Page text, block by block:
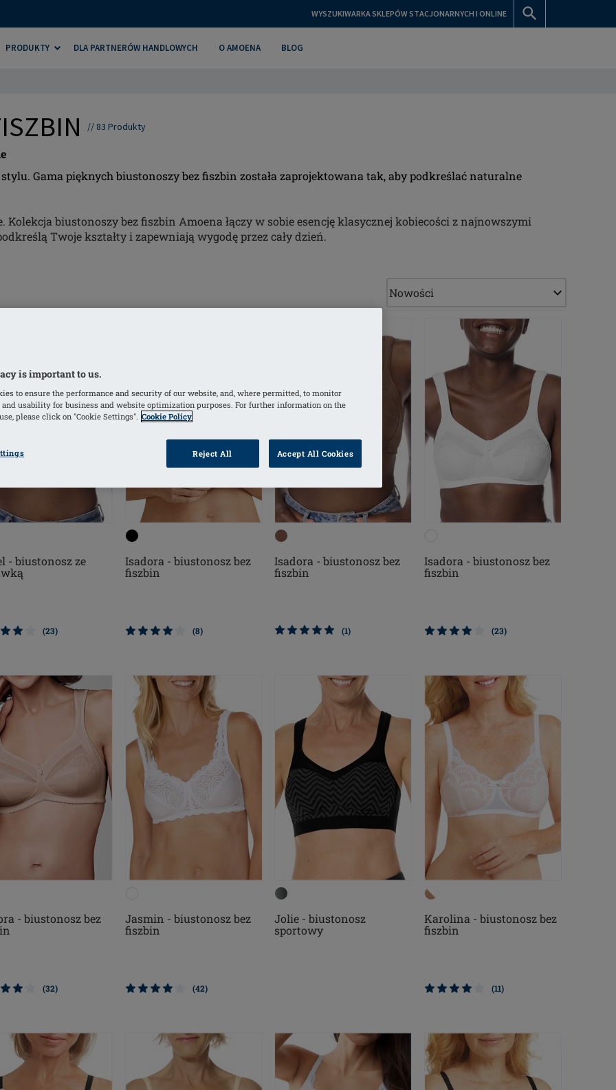
WYSZUKIWARKA SKLEPÓW STACJONARNYCH I ONLINE
PRODUKTY DLA PARTNERÓW HANDLOWYCH O AMOENA BLOG
// 83 Produkty
Gama pięknych biustonoszy bez fiszbin została zaprojektowana tak, aby podkreślać naturalne
biustonoszy bez fiszbin Amoena łączy w sobie esencję klasycznej kobiecości z najnowszymi
Twoje kształty i zapewniają wygodę przez cały dzień.
- biustonosz ze
(23)
Isadora - biustonosz bez
fiszbin
(8)
Isadora - biustonosz bez
fiszbin
(1)
Isadora - biustonosz bez
fiszbin
(23)
- biustonosz bez
(32)
Jasmin - biustonosz bez
fiszbin
(42)
Jolie - biustonosz
sportowy
Karolina - biustonosz bez
fiszbin
(11)
is important to us.
to ensure the performance and security of our website, and, where permitted, to monitor
and usability for business and website optimization purposes. For further information on the
please click on "Cookie Settings". Cookie Policy
Reject All Accept All Cookies